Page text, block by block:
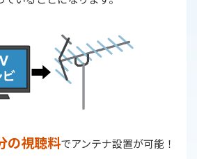
➡
の視聴料でアンテナ設置が可能！